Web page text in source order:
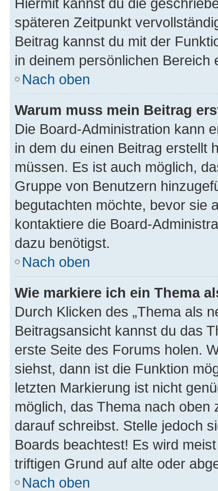
späteren Zeitpunkt
Beitrag kannst du mit der
in deinem persönlichen Bereich
Nach oben
Warum muss mein Beitrag
Die Board-Administration kann
in dem du einen Beitrag erstellt
müssen. Es ist auch möglich,
Gruppe von Benutzern
begutachten möchte, bevor sie
kontaktiere die Board-
dazu benötigst.
Nach oben
Wie markiere ich ein Thema
Durch Klicken des „Thema als
Beitragsansicht kannst du das
erste Seite des Forums holen.
siehst, dann ist die Funktion
letzten Markierung ist nicht
möglich, das Thema nach oben
darauf schreibst. Stelle jedoch
Boards beachtest! Es wird
triftigen Grund auf alte oder
Nach oben